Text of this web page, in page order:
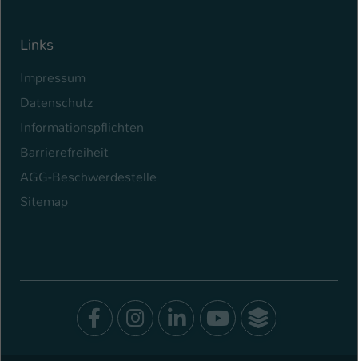
Links
Impressum
Datenschutz
Informationspflichten
Barrierefreiheit
AGG-Beschwerdestelle
Sitemap
Facebook
Instagram
LinkedIn
Youtube